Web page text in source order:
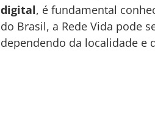
digital, é fundamental
do Brasil, a Rede Vida pode
dependendo da localidade e